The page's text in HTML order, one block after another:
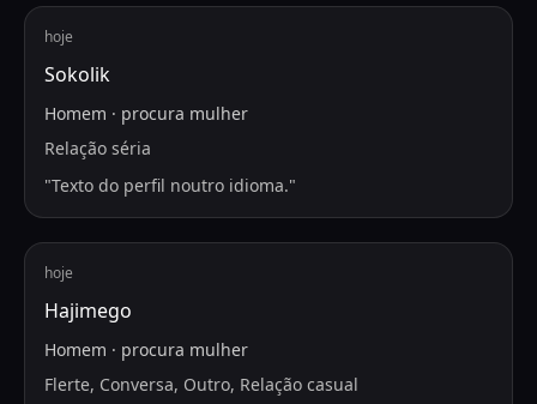
hoje
Sokolik
Homem · procura mulher
Relação séria
"Texto do perfil noutro idioma."
hoje
Hajimego
Homem · procura mulher
Flerte, Conversa, Outro, Relação casual